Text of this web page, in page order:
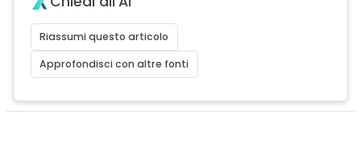
Riassumi questo articolo
Approfondisci con altre fonti